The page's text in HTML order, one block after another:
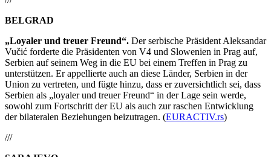
BELGRAD
„Loyaler und treuer Freund“. Der serbische Präsident Aleksandar
Vučić forderte die Präsidenten von V4 und Slowenien in Prag auf,
Serbien auf seinem Weg in die EU bei einem Treffen in Prag zu
unterstützen. Er appellierte auch an diese Länder, Serbien in der
Union zu vertreten, und fügte hinzu, dass er zuversichtlich sei, dass
Serbien als „loyaler und treuer Freund“ in der Lage sein werde,
sowohl zum Fortschritt der EU als auch zur raschen Entwicklung
der bilateralen Beziehungen beizutragen. (EURACTIV.rs)
///